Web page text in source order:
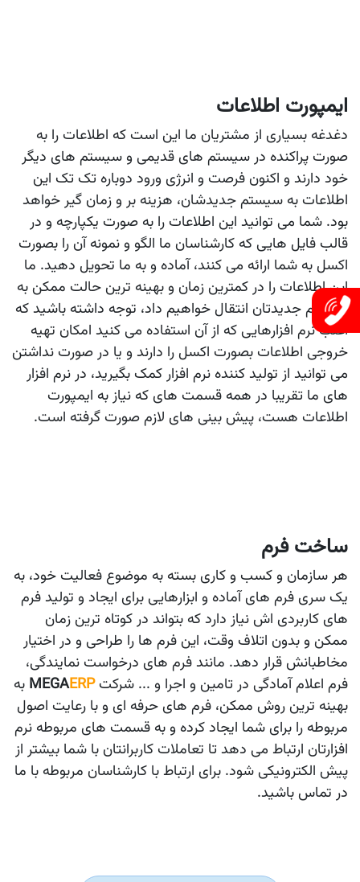
ایمپورت اطلاعات
دغدغه بسیاری از مشتریان ما این است که اطلاعات را به
صورت پراکنده در سیستم های قدیمی و سیستم های دیگر
خود دارند و اکنون فرصت و انرژی ورود دوباره تک تک این
اطلاعات به سیستم جدیدشان، هزینه بر و زمان گیر خواهد
بود. شما می توانید این اطلاعات را به صورت یکپارچه و در
قالب فایل هایی که کارشناسان ما الگو و نمونه آن را بصورت
اکسل به شما ارائه می کنند، آماده و به ما تحویل دهید. ما
این اطلاعات را در کمترین زمان و بهینه ترین حالت ممکن به
سیستم جدیدتان انتقال خواهیم داد، توجه داشته باشید که
اغلب نرم افزارهایی که از آن استفاده می کنید امکان تهیه
خروجی اطلاعات بصورت اکسل را دارند و یا در صورت نداشتن
می توانید از تولید کننده نرم افزار کمک بگیرید، در نرم افزار
های ما تقریبا در همه قسمت های که نیاز به ایمپورت
اطلاعات هست، پیش بینی های لازم صورت گرفته است.
ساخت فرم
هر سازمان و کسب و کاری بسته به موضوع فعالیت خود، به
یک سری فرم های آماده و ابزارهایی برای ایجاد و تولید فرم
های کاربردی اش نیاز دارد که بتواند در کوتاه ترین زمان
ممکن و بدون اتلاف وقت، این فرم ها را طراحی و در اختیار
مخاطبانش قرار دهد. مانند فرم های درخواست نمایندگی،
فرم اعلام آمادگی در تامین و اجرا و ... شرکت
MEGAERP
به
بهینه ترین روش ممکن، فرم های حرفه ای و با رعایت اصول
مربوطه را برای شما ایجاد کرده و به قسمت های مربوطه نرم
افزارتان ارتباط می دهد تا تعاملات کاربرانتان با شما بیشتر از
پیش الکترونیکی شود. برای ارتباط با کارشناسان مربوطه با ما
در تماس باشید.​